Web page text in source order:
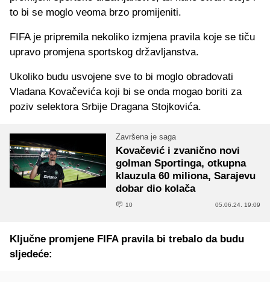
to bi se moglo veoma brzo promijeniti.
FIFA je pripremila nekoliko izmjena pravila koje se tiču
upravo promjena sportskog državljanstva.
Ukoliko budu usvojene sve to bi moglo obradovati
Vladana Kovačevića koji bi se onda mogao boriti za
poziv selektora Srbije Dragana Stojkovića.
Završena je saga
Kovačević i zvanično novi
golman Sportinga, otkupna
klauzula 60 miliona, Sarajevu
dobar dio kolača
10 05.06.24. 19:09
Ključne promjene FIFA pravila bi trebalo da budu
sljedeće: